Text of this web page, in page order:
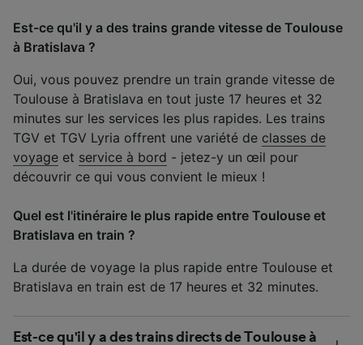
Est-ce qu'il y a des trains grande vitesse de Toulouse
à Bratislava ?
Oui, vous pouvez prendre un train grande vitesse de
Toulouse à Bratislava en tout juste 17 heures et 32
minutes sur les services les plus rapides. Les trains
TGV et TGV Lyria offrent une variété de classes de
voyage et service à bord - jetez-y un œil pour
découvrir ce qui vous convient le mieux !
Quel est l'itinéraire le plus rapide entre Toulouse et
Bratislava en train ?
La durée de voyage la plus rapide entre Toulouse et
Bratislava en train est de 17 heures et 32 minutes.
Est-ce qu'il y a des trains directs de Toulouse à